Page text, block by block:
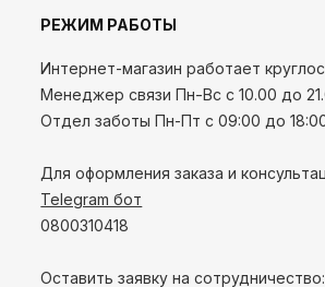
РЕЖИМ РАБОТЫ
Интернет-магазин работает
Менеджер связи Пн-Вс с 10.00 до
Отдел заботы Пн-Пт с 09:00 до
Для оформления заказа и
Telegram бот
0800310418
Оставить заявку на сотрудничество: